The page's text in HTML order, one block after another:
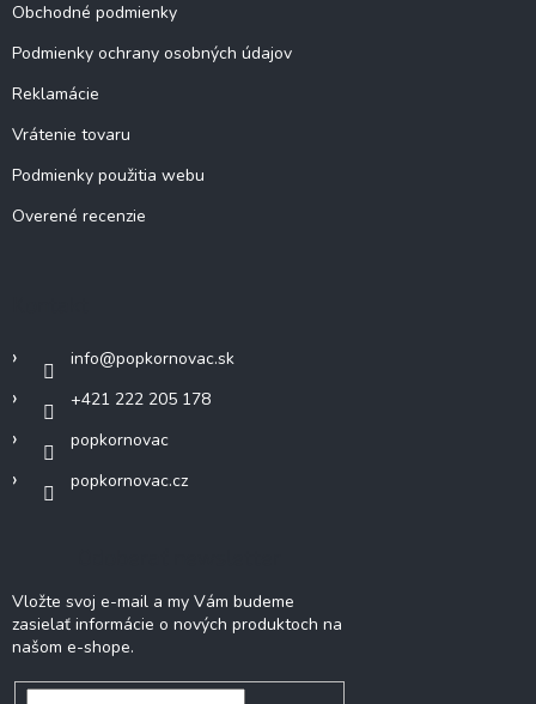
Obchodné podmienky
Podmienky ochrany osobných údajov
Reklamácie
Vrátenie tovaru
Podmienky použitia webu
Overené recenzie
info@popkornovac.sk
+421 222 205 178
popkornovac
popkornovac.cz
Vložte svoj e-mail a my Vám budeme
zasielať informácie o nových produktoch na
našom e-shope.